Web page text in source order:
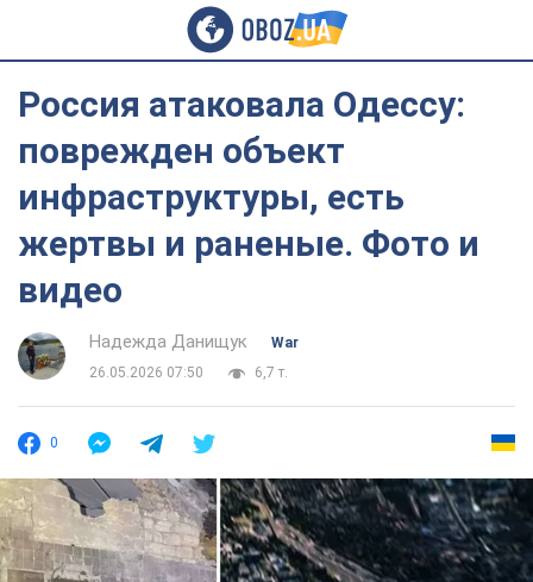
Россия атаковала Одессу:
поврежден объект
инфраструктуры, есть
жертвы и раненые. Фото и
видео
Надежда Данищук
War
26.05.2026 07:50
6,7 т.
0